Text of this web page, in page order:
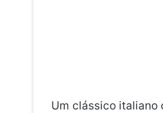
Um clássico italiano